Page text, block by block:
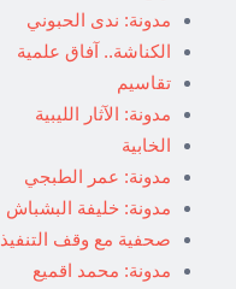
مدونة: ندى الحبوني
الكناشة.. آفاق علمية
تقاسيم
مدونة: الآثار الليبية
الخابية
مدونة: عمر الطبجي
مدونة: خليفة البشباش
صحفية مع وقف التنفيذ
مدونة: محمد اقميع